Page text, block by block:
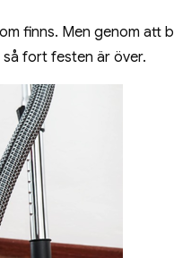
finns. Men genom att
fort festen är över.